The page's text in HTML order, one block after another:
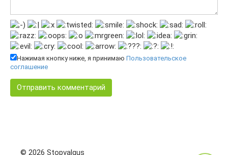
Нажимая кнопку ниже, я принимаю Пользовательское
соглашение
© 2026 Stopvalgus